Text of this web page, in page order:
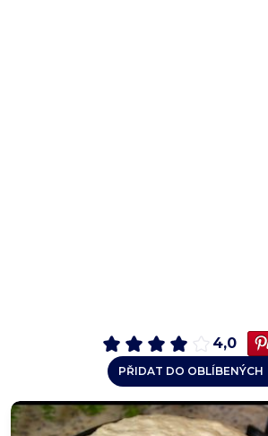
4,0
PŘIDAT DO OBLÍBENÝCH